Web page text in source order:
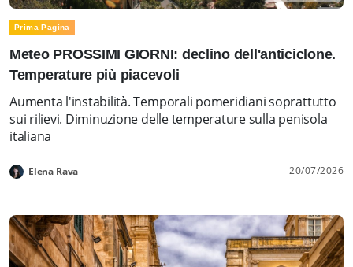
Prima Pagina
Meteo PROSSIMI GIORNI: declino dell'anticiclone.
Temperature più piacevoli
Aumenta l'instabilità. Temporali pomeridiani soprattutto
sui rilievi. Diminuzione delle temperature sulla penisola
italiana
Elena Rava 20/07/2026